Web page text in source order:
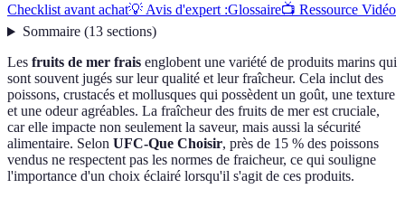
Checklist avant achat💡 Avis d'expert :Glossaire📺 Ressource Vidéo
Sommaire(13 sections)
Les fruits de mer frais englobent une variété de produits marins qui
sont souvent jugés sur leur qualité et leur fraîcheur. Cela inclut des
poissons, crustacés et mollusques qui possèdent un goût, une texture
et une odeur agréables. La fraîcheur des fruits de mer est cruciale,
car elle impacte non seulement la saveur, mais aussi la sécurité
alimentaire. Selon UFC-Que Choisir, près de 15 % des poissons
vendus ne respectent pas les normes de fraicheur, ce qui souligne
l'importance d'un choix éclairé lorsqu'il s'agit de ces produits.